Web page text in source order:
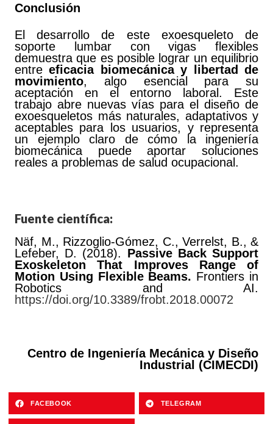
Conclusión
El desarrollo de este exoesqueleto de
soporte lumbar con vigas flexibles
demuestra que es posible lograr un equilibrio
entreeficacia biomecánica y libertad de
movimiento, algo esencial para su
aceptación en el entorno laboral. Este
trabajo abre nuevas vías para el diseño de
exoesqueletos más naturales, adaptativos y
aceptables para los usuarios, y representa
un ejemplo claro de cómo la ingeniería
biomecánica puede aportar soluciones
reales a problemas de salud ocupacional.
Fuente científica:
Näf, M., Rizzoglio-Gómez, C., Verrelst, B., &
Lefeber, D. (2018). Passive Back Support
Exoskeleton That Improves Range of
Motion Using Flexible Beams. Frontiers in
Robotics and AI.
https://doi.org/10.3389/frobt.2018.00072
Centro de Ingeniería Mecánica y Diseño
Industrial (CIMECDI)
FACEBOOK TELEGRAM